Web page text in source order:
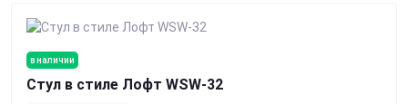
в наличии
Стул в стиле Лофт WSW-32